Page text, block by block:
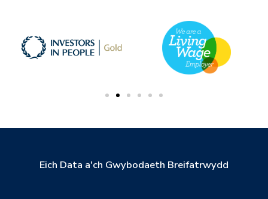
Eich Data a'ch Gwybodaeth Breifatrwydd